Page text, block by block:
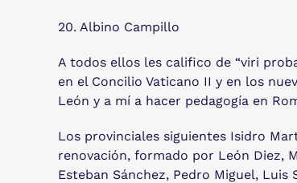
20. Albino Campillo
A todos ellos les califico de “viri
en el Concilio Vaticano II y en los
León y a mí a hacer pedagogía en
Los provinciales siguientes Isidro
renovación, formado por León Diez,
Esteban Sánchez, Pedro Miguel,